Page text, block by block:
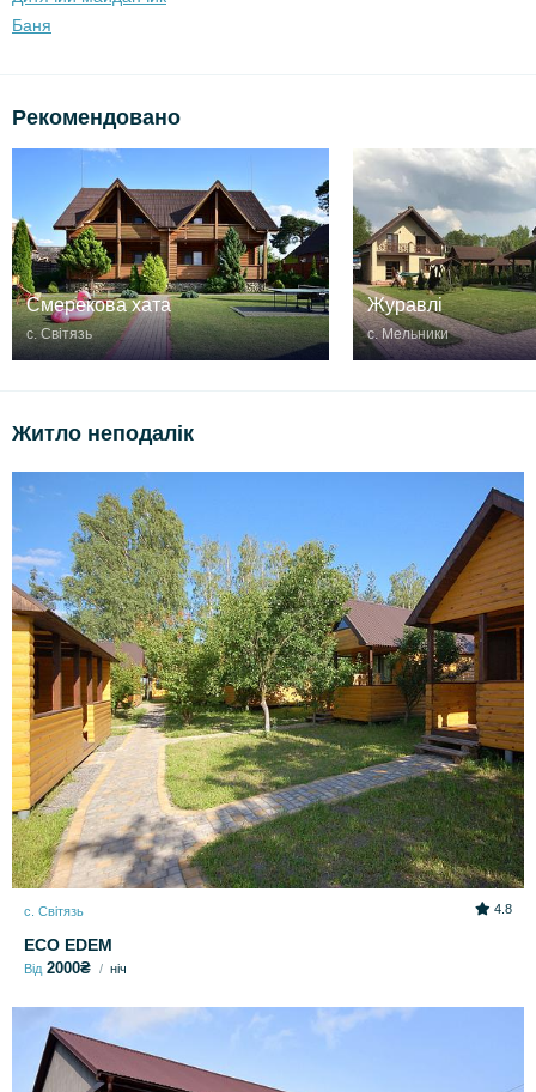
Баня
Рекомендовано
Смерекова хата
с. Світязь
Журавлі
с. Мельники
Житло неподалік
с. Світязь 4.8
ECO EDEM
Від 2000₴ ніч